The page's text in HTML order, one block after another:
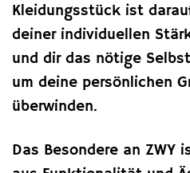
Kleidungsstück ist
deiner individuellen
und dir das nötige
um deine persönlichen
überwinden.
Das Besondere an ZWY